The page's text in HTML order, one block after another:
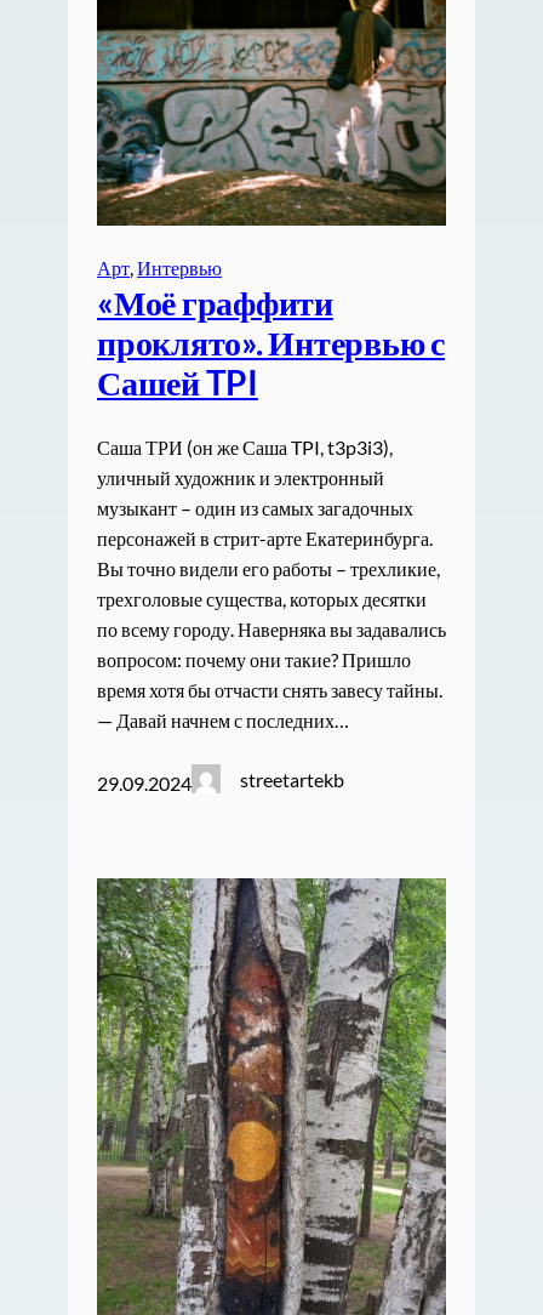
Арт, Интервью
«Моё граффити
проклято». Интервью с
Сашей TPI
Саша ТРИ (он же Саша TPI, t3p3i3),
уличный художник и электронный
музыкант – один из самых загадочных
персонажей в стрит-арте Екатеринбурга.
Вы точно видели его работы – трехликие,
трехголовые существа, которых десятки
по всему городу. Наверняка вы задавались
вопросом: почему они такие? Пришло
время хотя бы отчасти снять завесу тайны.
— Давай начнем с последних…
29.09.2024 streetartekb